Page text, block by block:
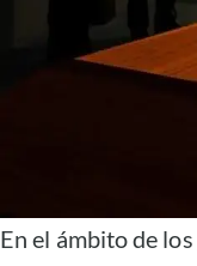
En el ámbito de los